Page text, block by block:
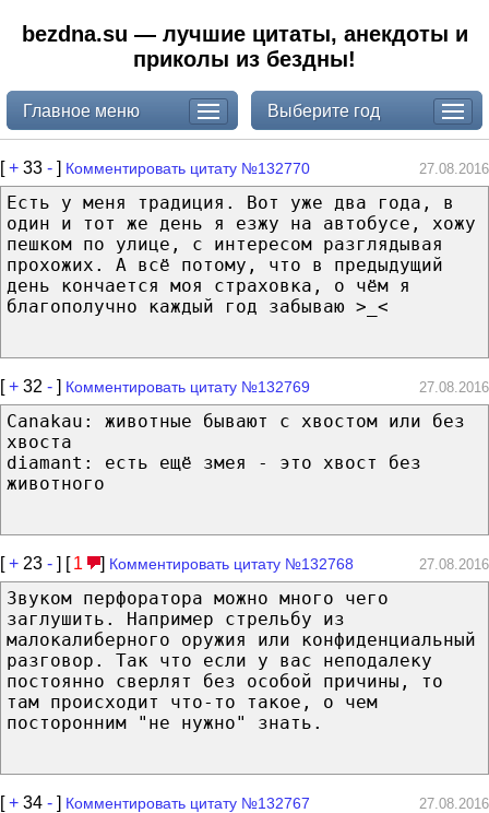
bezdna.su — лучшие цитаты, анекдоты и
приколы из бездны!
Главное меню Выберите год
[+ 33 - ] Комментировать цитату №132770 27.08.2016
Есть у меня традиция. Вот уже два года, в
один и тот же день я езжу на автобусе, хожу
пешком по улице, с интересом разглядывая
прохожих. А всё потому, что в предыдущий
день кончается моя страховка, о чём я
благополучно каждый год забываю >_<
[+ 32 - ] Комментировать цитату №132769 27.08.2016
Canakau: животные бывают с хвостом или без
хвоста
diamant: есть ещё змея - это хвост без
животного
[+ 23 - ] [ 1 ] Комментировать цитату №132768 27.08.2016
Звуком перфоратора можно много чего
заглушить. Например стрельбу из
малокалиберного оружия или конфиденциальный
разговор. Так что если у вас неподалеку
постоянно сверлят без особой причины, то
там происходит что-то такое, о чем
посторонним "не нужно" знать.
[+ 34 - ] Комментировать цитату №132767 27.08.2016